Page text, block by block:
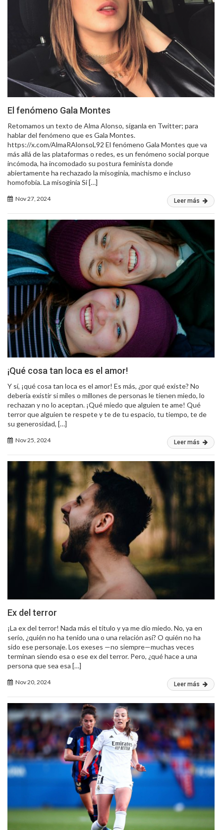
El fenómeno Gala Montes
Retomamos un texto de Alma Alonso, síganla en Twitter; para
hablar del fenómeno que es Gala Montes.
https://x.com/AlmaRAlonsoL92 El fenómeno Gala Montes que va
más allá de las plataformas o redes, es un fenómeno social porque
incómoda, ha incomodado su postura feminista donde
abiertamente ha rechazado la misoginia, machismo e incluso
homofobia. La misoginia Si […]
Nov 27, 2024 Leer más
¡Qué cosa tan loca es el amor!
Y sí, ¡qué cosa tan loca es el amor! Es más, ¿por qué existe? No
debería existir si miles o millones de personas le tienen miedo, lo
rechazan y no lo aceptan. ¡Qué miedo que alguien te ame! Qué
terror que alguien te respete y te de tu espacio, tu tiempo, te de
su generosidad, […]
Nov 25, 2024 Leer más
Ex del terror
¡La ex del terror! Nada más el título y ya me dio miedo. No, ya en
serio, ¿quién no ha tenido una o una relación así? O quién no ha
sido ese personaje. Los exeses —no siempre—muchas veces
terminan siendo esa o ese ex del terror. Pero, ¿qué hace a una
persona que sea esa […]
Nov 20, 2024 Leer más